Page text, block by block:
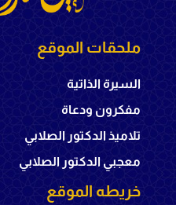
ملحقات الموقع
السيرة الذاتية
مفكرون ودعاة
تلاميذ الدكتور الصلابي
معجبي الدكتور الصلابي
خريطه الموقع